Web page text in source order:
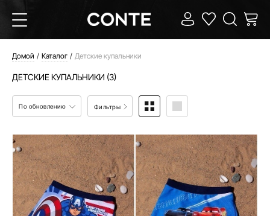
Домой Каталог Детские купальники
ДЕТСКИЕ КУПАЛЬНИКИ (3)
По обновлению Фильтры